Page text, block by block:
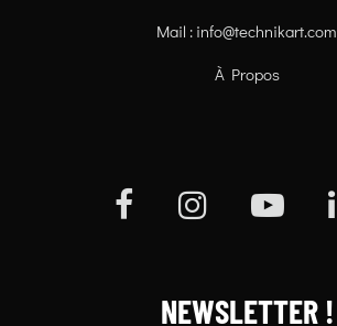
Mail : info@technikart.com
À Propos
NEWSLETTER !